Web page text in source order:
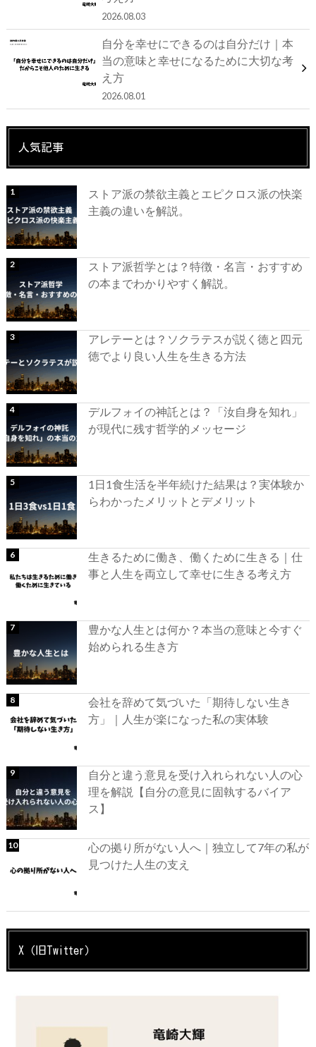
2026.08.03
自分を幸せにできるのは自分だけ｜本
当の意味と幸せになるために大切な考
え方
2026.08.01
人気記事
ストア派の禁欲主義とエピクロス派の快楽
主義の違いを解説。
ストア派哲学とは？特徴・名言・おすすめ
の本までわかりやすく解説。
アレテーとは？ソクラテスが説く徳と四元
徳でより良い人生を生きる方法
デルフォイの神託とは？「汝自身を知れ」
が現代に残す哲学的メッセージ
1日1食生活を半年続けた結果は？実体験か
らわかったメリットとデメリット
生きるために働き、働くために生きる｜仕
事と人生を両立して幸せに生きる考え方
豊かな人生とは何か？本当の意味と今すぐ
始められる生き方
会社を辞めて気づいた「期待しない生き
方」｜人生が楽になった私の実体験
自分と違う意見を受け入れられない人の心
理を解説【自分の意見に固執するバイア
ス】
心の拠り所がない人へ｜独立して7年の私が
見つけた人生の支え
X（旧Twitter）